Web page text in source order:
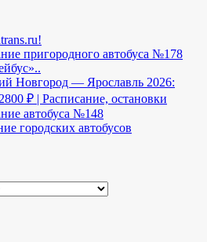
пригородного автобуса №178
Новгород — Ярославль 2026:
₽ | Расписание, остановки
автобуса №148
городских автобусов